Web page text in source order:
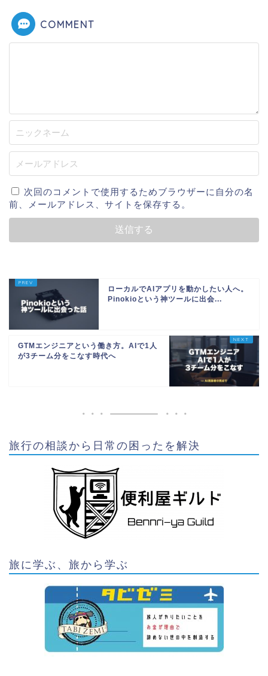
COMMENT
次回のコメントで使用するためブラウザーに自分の名
前、メールアドレス、サイトを保存する。
ローカルでAIアプリを動かしたい人へ。
Pinokioという神ツールに出会...
GTMエンジニアという働き方。AIで1人
が3チーム分をこなす時代へ
旅行の相談から日常の困ったを解決
旅に学ぶ、旅から学ぶ